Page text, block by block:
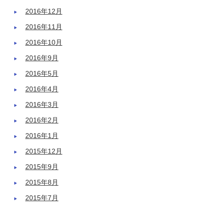
2016年12月
2016年11月
2016年10月
2016年9月
2016年5月
2016年4月
2016年3月
2016年2月
2016年1月
2015年12月
2015年9月
2015年8月
2015年7月